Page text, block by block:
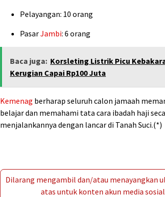
Pelayangan: 10 orang
PasarJambi: 6 orang
Baca juga: Korsleting Listrik Picu
Kerugian Capai Rp100 Juta
Kemenag berharap seluruh calon jamaah
belajar dan memahami tata cara ibadah haji
menjalankannya dengan lancar di Tanah Suci.(*)
Dilarang mengambil dan/atau menayangkan
atas untuk konten akun media